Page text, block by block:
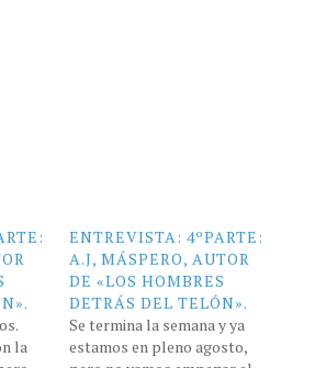
la
ENTREVISTA: 4ºPARTE:
A.J, MÁSPERO, AUTOR
DE «LOS HOMBRES
DETRÁS DEL TELÓN».
Se termina la semana y ya
estamos en pleno agosto,